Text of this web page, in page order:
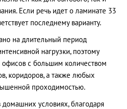
Если речь идет о ламинате 33
последнему варианту.
на длительный период
нагрузки, поэтому
с большим количеством
коридоров, а также любых
проходимостью.
условиях, благодаря